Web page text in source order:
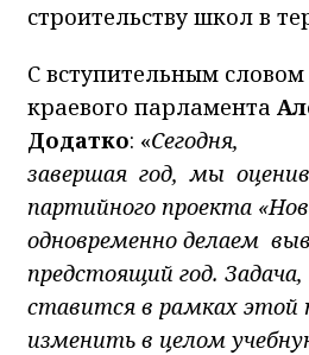
строительству школ в
С вступительным
краевого парламента
Додатко: «Сегодня,
завершая год, мы
партийного проекта
одновременно делаем
предстоящий год.
ставится в рамках этой
изменить в целом